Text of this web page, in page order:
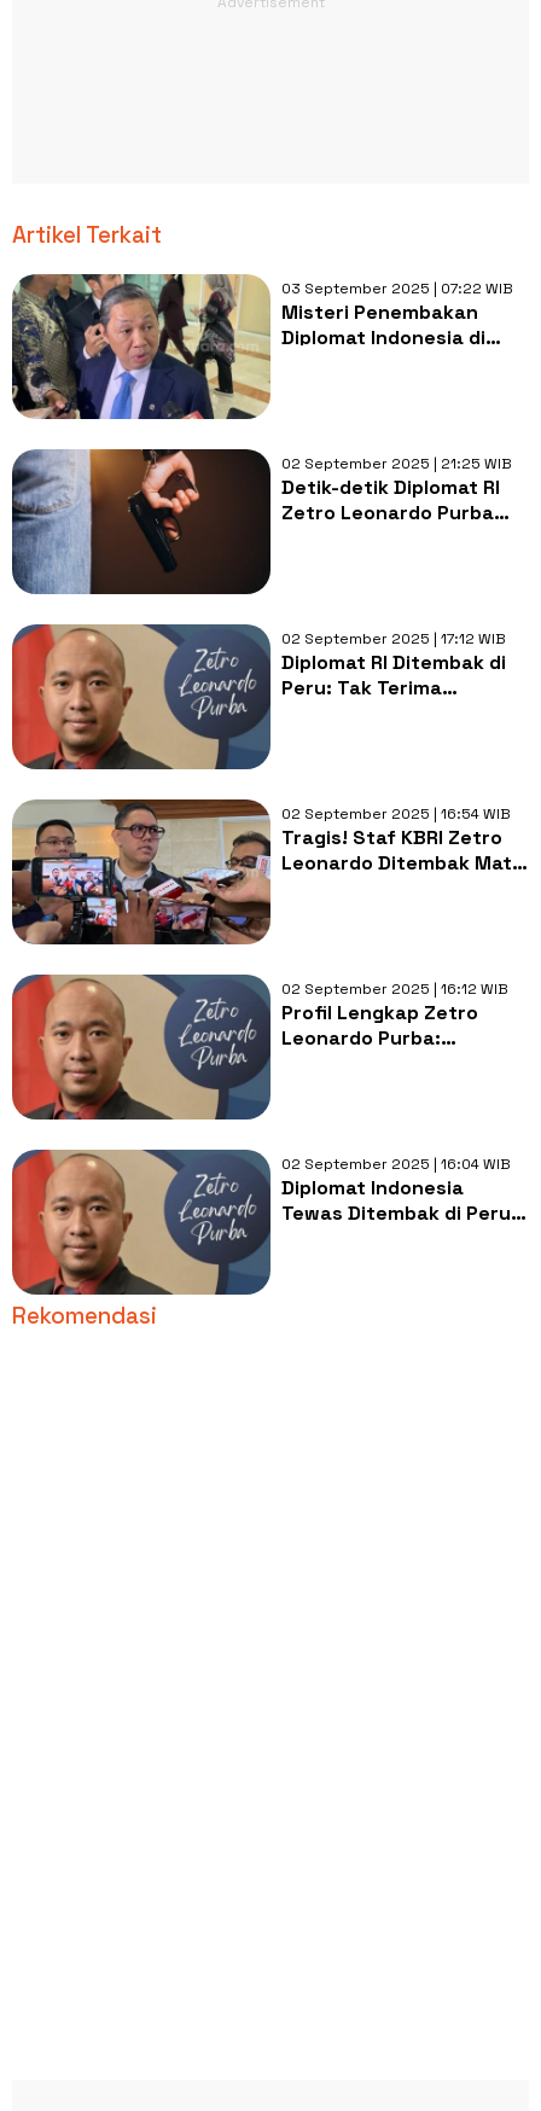
Artikel Terkait
03 September 2025 | 07:22 WIB
Misteri Penembakan
Diplomat Indonesia di
02 September 2025 | 21:25 WIB
Detik-detik Diplomat RI
Zetro Leonardo Purba
02 September 2025 | 17:12 WIB
Diplomat RI Ditembak di
Peru: Tak Terima
02 September 2025 | 16:54 WIB
Tragis! Staf KBRI Zetro
Leonardo Ditembak Mati
02 September 2025 | 16:12 WIB
Profil Lengkap Zetro
Leonardo Purba:
02 September 2025 | 16:04 WIB
Diplomat Indonesia
Tewas Ditembak di Peru!
Rekomendasi